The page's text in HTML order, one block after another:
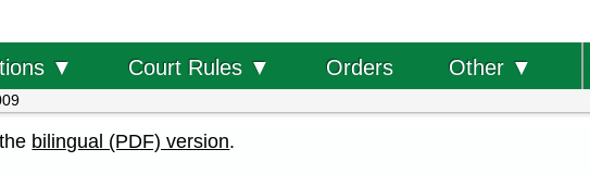
▼ Court Rules ▼ Orders Other ▼
bilingual (PDF) version.